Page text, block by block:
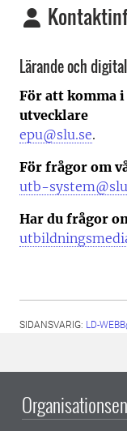
Lärande och
För att komma
utvecklare
epu@slu.se.
För frågor om
utb-
Har du frågor
SIDANSVARIG: LD-